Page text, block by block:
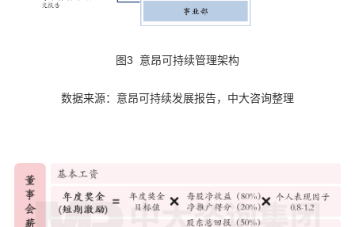
图3 意昂可持续管理架构
数据来源：意昂可持续发展报告，中大咨询整理